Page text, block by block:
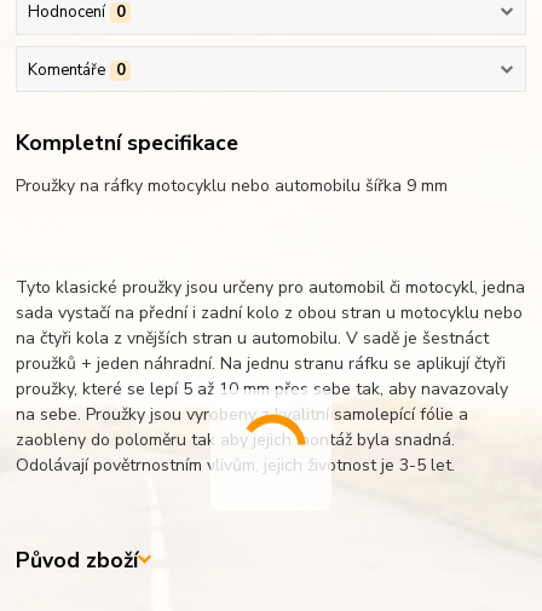
Hodnocení 0
Komentáře 0
Kompletní specifikace
Proužky na ráfky motocyklu nebo automobilu šířka 9 mm
Tyto klasické proužky jsou určeny pro automobil či motocykl, jedna
sada vystačí na přední i zadní kolo z obou stran u motocyklu nebo
na čtyři kola z vnějších stran u automobilu. V sadě je šestnáct
proužků + jeden náhradní. Na jednu stranu ráfku se aplikují čtyři
proužky, které se lepí 5 až 10 mm přes sebe tak, aby navazovaly
na sebe. Proužky jsou vyrobeny z kvalitní samolepící fólie a
zaobleny do poloměru tak aby jejich montáž byla snadná.
Odolávají povětrnostním vlivům, jejich životnost je 3-5 let.
Původ zboží